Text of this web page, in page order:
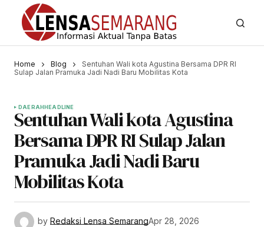
Home Blog
Sentuhan Wali kota Agustina Bersama DPR RI
Sulap Jalan Pramuka Jadi Nadi Baru Mobilitas Kota
DAERAHHEADLINE
Sentuhan Wali kota Agustina
Bersama DPR RI Sulap Jalan
Pramuka Jadi Nadi Baru
Mobilitas Kota
by Redaksi Lensa SemarangApr 28, 2026